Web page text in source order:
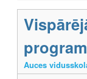
Auces